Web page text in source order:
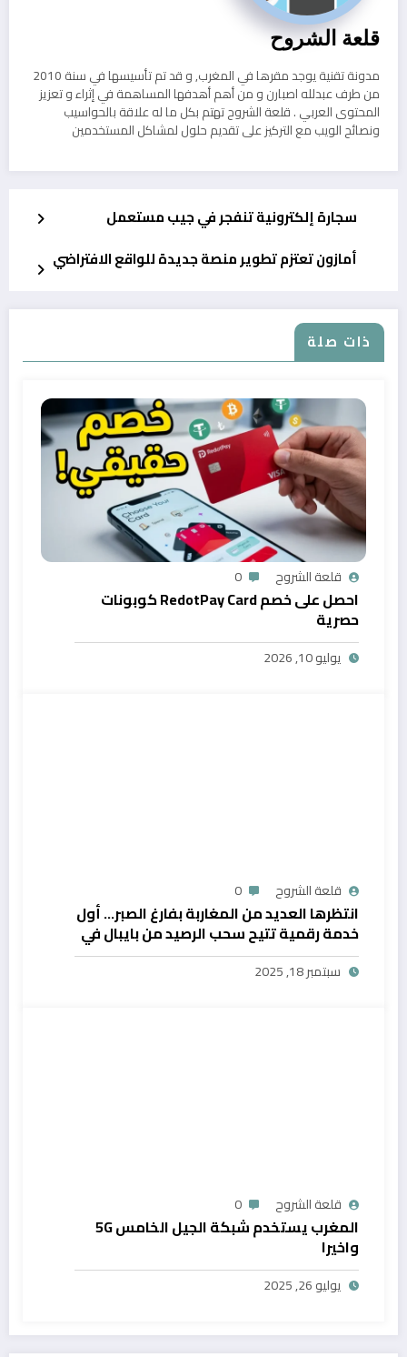
قلعة الشروح
مدونة تقنية يوجد مقرها في المغرب, و قد تم تأسيسها في سنة 2010
من طرف عبدلله اصبارن و من أهم أهدفها المساهمة في إثراء و تعزيز
المحتوى العربي . قلعة الشروح تهتم بكل ما له علاقة بالحواسيب
ونصائح الويب مع التركيز على تقديم حلول لمشاكل المستخدمين
سجارة إلكترونية تنفجر في جيب مستعمل
أمازون تعتزم تطوير منصة جديدة للواقع الافتراضي
ذات صلة
قلعة الشروح 0
احصل على خصم RedotPay Card كوبونات
حصرية
يوليو 10, 2026
قلعة الشروح 0
انتظرها العديد من المغاربة بفارغ الصبر… أول
خدمة رقمية تتيح سحب الرصيد من بايبال في
المغرب
سبتمبر 18, 2025
قلعة الشروح 0
المغرب يستخدم شبكة الجيل الخامس 5G
واخيرا
يوليو 26, 2025